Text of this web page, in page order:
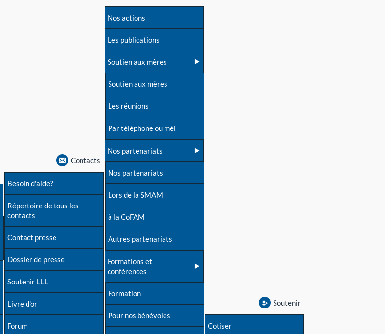
Contacts
Besoin d'aide?
Répertoire de tous les
contacts
Contact presse
Dossier de presse
Soutenir LLL
Livre d'or
Forum
Nos actions
Les publications
Soutien aux mères
Soutien aux mères
Les réunions
Par téléphone ou mél
Nos partenariats
Nos partenariats
Lors de la SMAM
à la CoFAM
Autres partenariats
Formations et
conférences
Formation
Pour nos bénévoles
Soutenir
Cotiser